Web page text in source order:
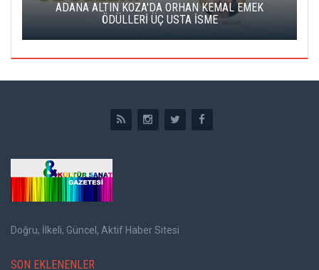
ADANA ALTIN KOZA'DA ORHAN KEMAL EMEK
ÖDÜLLERİ ÜÇ USTA İSME
Doğru, İlkeli, Güncel, Aktif Haber Sitesi
SON EKLENENLER